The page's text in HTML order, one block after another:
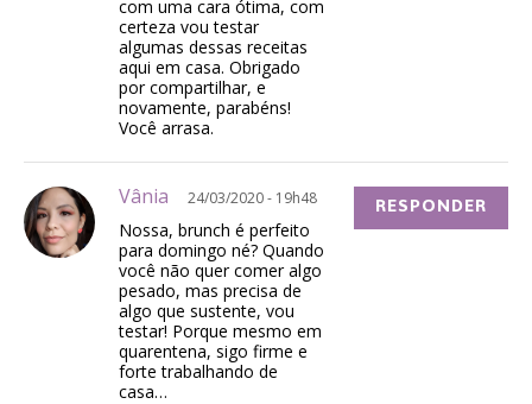
com uma cara ótima, com
certeza vou testar
algumas dessas receitas
aqui em casa. Obrigado
por compartilhar, e
novamente, parabéns!
Você arrasa.
Vânia 24/03/2020 - 19h48
Nossa, brunch é perfeito
para domingo né? Quando
você não quer comer algo
pesado, mas precisa de
algo que sustente, vou
testar! Porque mesmo em
quarentena, sigo firme e
forte trabalhando de
casa…
RESPONDER